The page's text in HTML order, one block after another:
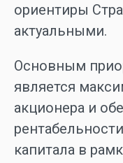
ориентиры
актуальными.
Основным
является
акционера и
капитала в